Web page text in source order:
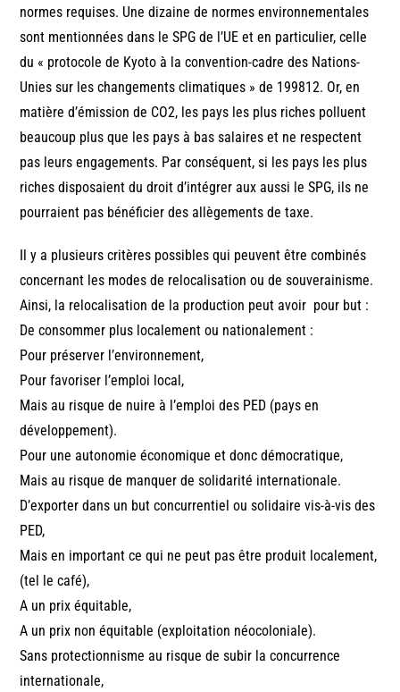
normes requises. Une dizaine de normes environnementales
sont mentionnées dans le SPG de l’UE et en particulier, celle
du « protocole de Kyoto à la convention-cadre des Nations-
Unies sur les changements climatiques » de 199812. Or, en
matière d’émission de CO2, les pays les plus riches polluent
beaucoup plus que les pays à bas salaires et ne respectent
pas leurs engagements. Par conséquent, si les pays les plus
riches disposaient du droit d’intégrer aux aussi le SPG, ils ne
pourraient pas bénéficier des allègements de taxe.
Il y a plusieurs critères possibles qui peuvent être combinés
concernant les modes de relocalisation ou de souverainisme.
Ainsi, la relocalisation de la production peut avoir pour but :
De consommer plus localement ou nationalement :
Pour préserver l’environnement,
Pour favoriser l’emploi local,
Mais au risque de nuire à l’emploi des PED (pays en
développement).
Pour une autonomie économique et donc démocratique,
Mais au risque de manquer de solidarité internationale.
D’exporter dans un but concurrentiel ou solidaire vis-à-vis des
PED,
Mais en important ce qui ne peut pas être produit localement,
(tel le café),
A un prix équitable,
A un prix non équitable (exploitation néocoloniale).
Sans protectionnisme au risque de subir la concurrence
internationale,